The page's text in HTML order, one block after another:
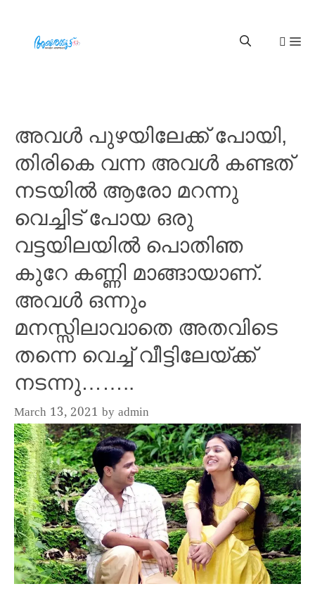
അവൾ പുഴയിലേക്ക് പോയി,
തിരികെ വന്ന അവൾ കണ്ടത്
നടയിൽ ആരോ മറന്നു
വെച്ചിട് പോയ ഒരു
വട്ടയിലയിൽ പൊതിഞ
കുറേ കണ്ണി മാങ്ങായാണ്.
അവൾ ഒന്നും
മനസ്സിലാവാതെ അതവിടെ
തന്നെ വെച്ച് വീട്ടിലേയ്ക്ക്
നടന്നു……..
March 13, 2021 by admin